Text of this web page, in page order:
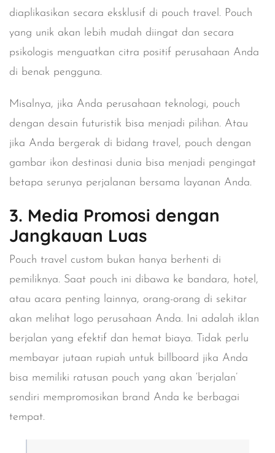
diaplikasikan secara eksklusif di pouch travel. Pouch
yang unik akan lebih mudah diingat dan secara
psikologis menguatkan citra positif perusahaan Anda
di benak pengguna.
Misalnya, jika Anda perusahaan teknologi, pouch
dengan desain futuristik bisa menjadi pilihan. Atau
jika Anda bergerak di bidang travel, pouch dengan
gambar ikon destinasi dunia bisa menjadi pengingat
betapa serunya perjalanan bersama layanan Anda.
3. Media Promosi dengan
Jangkauan Luas
Pouch travel custom bukan hanya berhenti di
pemiliknya. Saat pouch ini dibawa ke bandara, hotel,
atau acara penting lainnya, orang-orang di sekitar
akan melihat logo perusahaan Anda. Ini adalah iklan
berjalan yang efektif dan hemat biaya. Tidak perlu
membayar jutaan rupiah untuk billboard jika Anda
bisa memiliki ratusan pouch yang akan ‘berjalan’
sendiri mempromosikan brand Anda ke berbagai
tempat.